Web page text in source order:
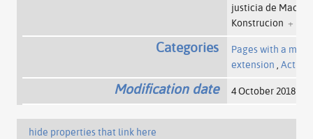
justicia de
Konstrucion +
Categories
Pages with a map
extension
Modification date 4 October 2018
hide properties that link here